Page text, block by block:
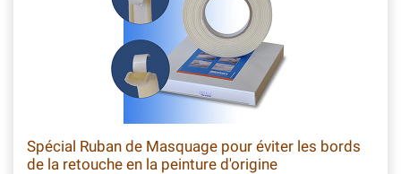
Spécial Ruban de Masquage pour éviter les bords
de la retouche en la peinture d'origine